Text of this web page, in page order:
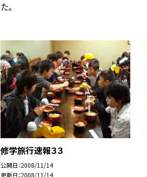
た。
修学旅行速報３３
公開日 2008/11/14
更新日 2008/11/14